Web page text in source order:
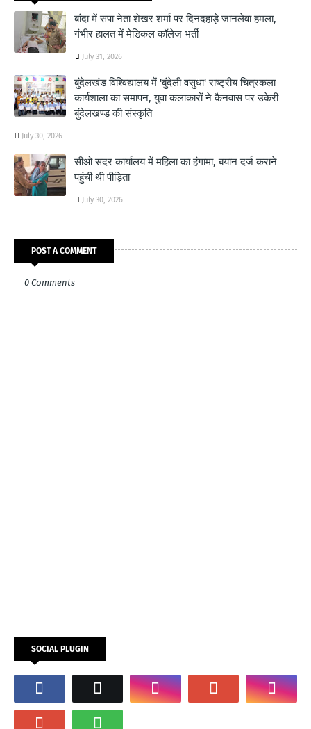
बांदा में सपा नेता शेखर शर्मा पर दिनदहाड़े जानलेवा हमला,
गंभीर हालत में मेडिकल कॉलेज भर्ती
July 31, 2026
बुंदेलखंड विश्विद्यालय में 'बुंदेली वसुधा' राष्ट्रीय चित्रकला
कार्यशाला का समापन, युवा कलाकारों ने कैनवास पर उकेरी
बुंदेलखण्ड की संस्कृति
July 30, 2026
सीओ सदर कार्यालय में महिला का हंगामा, बयान दर्ज कराने
पहुंची थी पीड़िता
July 30, 2026
POST A COMMENT
0 Comments
SOCIAL PLUGIN